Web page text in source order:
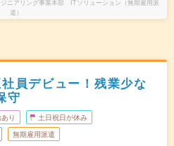
ニアリング事業本部 ITソリューション（無期雇用派
遣）
員デビュー！残業少な
守
り 土日祝日が休み
無期雇用派遣